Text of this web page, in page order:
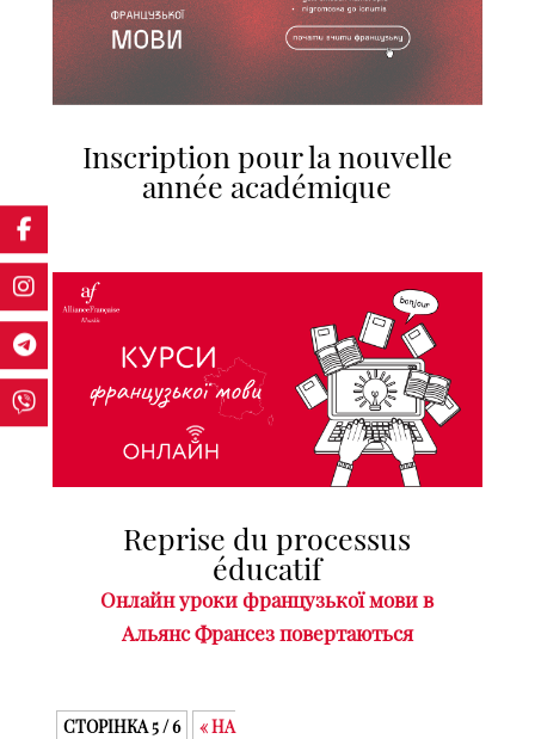
Inscription pour la nouvelle
année académique
Reprise du processus
éducatif
Онлайн уроки французької мови в
Альянс Франсез повертаються
СТОРІНКА 5 / 6
« НА